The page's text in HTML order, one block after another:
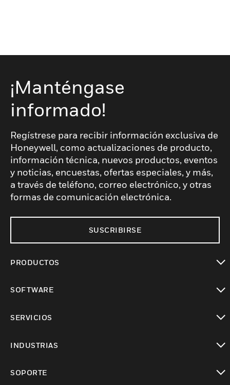
¡Manténgase
informado!
Regístrese para recibir información exclusiva de
Honeywell, como actualizaciones de producto,
información técnica, nuevos productos, eventos
y noticias, encuestas, ofertas especiales, y más,
a través de teléfono, correo electrónico, y otras
formas de comunicación electrónica.
SUSCRIBIRSE
PRODUCTOS
SOFTWARE
SERVICIOS
INDUSTRIAS
SOPORTE